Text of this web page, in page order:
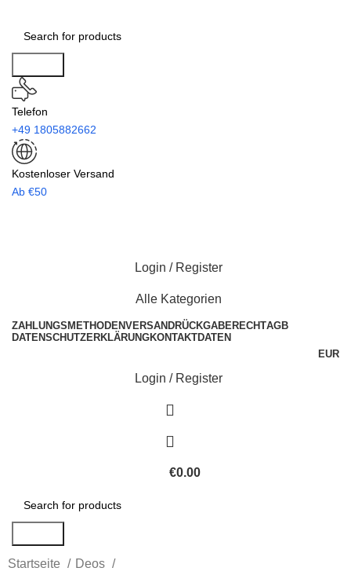
Telefon
+49 1805882662
Kostenloser Versand
Ab €50
Login / Register
Alle Kategorien
ZAHLUNGSMETHODENVERSANDRÜCKGABERECHTAGB
DATENSCHUTZERKLÄRUNGKONTAKTDATEN
EUR
Login / Register
€0.00
Startseite
Deos